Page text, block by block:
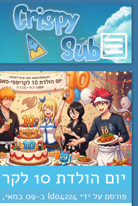
מעבר
לתוכן
יום הולדת 10 לקריספי סאב!
Ido4224
09 מאי